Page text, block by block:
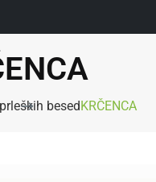
besedKRČENCA